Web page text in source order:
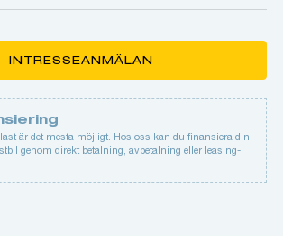
INTRESSEANMÄLAN
är det mesta möjligt. Hos oss kan du finansiera din
genom direkt betalning, avbetalning eller leasing-